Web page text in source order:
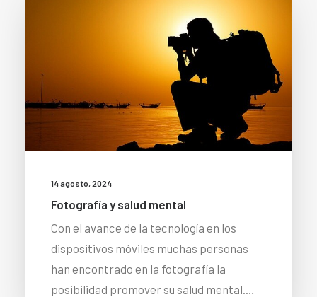
14 agosto, 2024
Fotografía y salud mental
Con el avance de la tecnología en los
dispositivos móviles muchas personas
han encontrado en la fotografía la
posibilidad promover su salud mental.…